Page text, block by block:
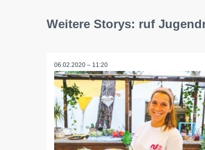
Weitere Storys: ruf
06.02.2020 – 11:20